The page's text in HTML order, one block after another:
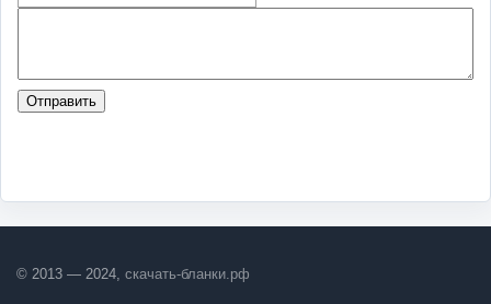
Отправить
© 2013 — 2024, скачать-бланки.рф